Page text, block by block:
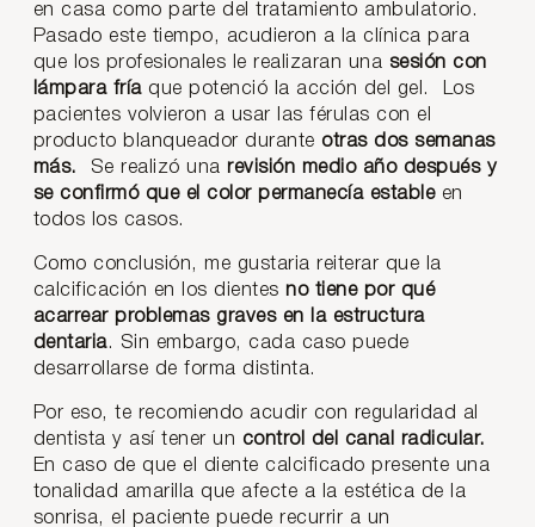
en casa como parte del tratamiento ambulatorio.
Pasado este tiempo, acudieron a la clínica para
que los profesionales le realizaran una sesión con
lámpara fría que potenció la acción del gel. Los
pacientes volvieron a usar las férulas con el
producto blanqueador durante otras dos semanas
más. Se realizó una revisión medio año después y
se confirmó que el color permanecía estable en
todos los casos.
Como conclusión, me gustaria reiterar que la
calcificación en los dientes no tiene por qué
acarrear problemas graves en la estructura
dentaria. Sin embargo, cada caso puede
desarrollarse de forma distinta.
Por eso, te recomiendo acudir con regularidad al
dentista y así tener un control del canal radicular.
En caso de que el diente calcificado presente una
tonalidad amarilla que afecte a la estética de la
sonrisa, el paciente puede recurrir a un